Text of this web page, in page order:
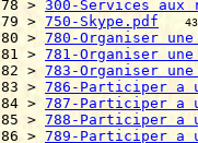
78 > 300-Services
79 > 750-Skype.pdf
80 > 780-Organiser
81 > 781-Organiser
82 > 783-Organiser
83 > 786-Participer a
84 > 787-Participer a
85 > 788-Participer a
86 > 789-Participer a